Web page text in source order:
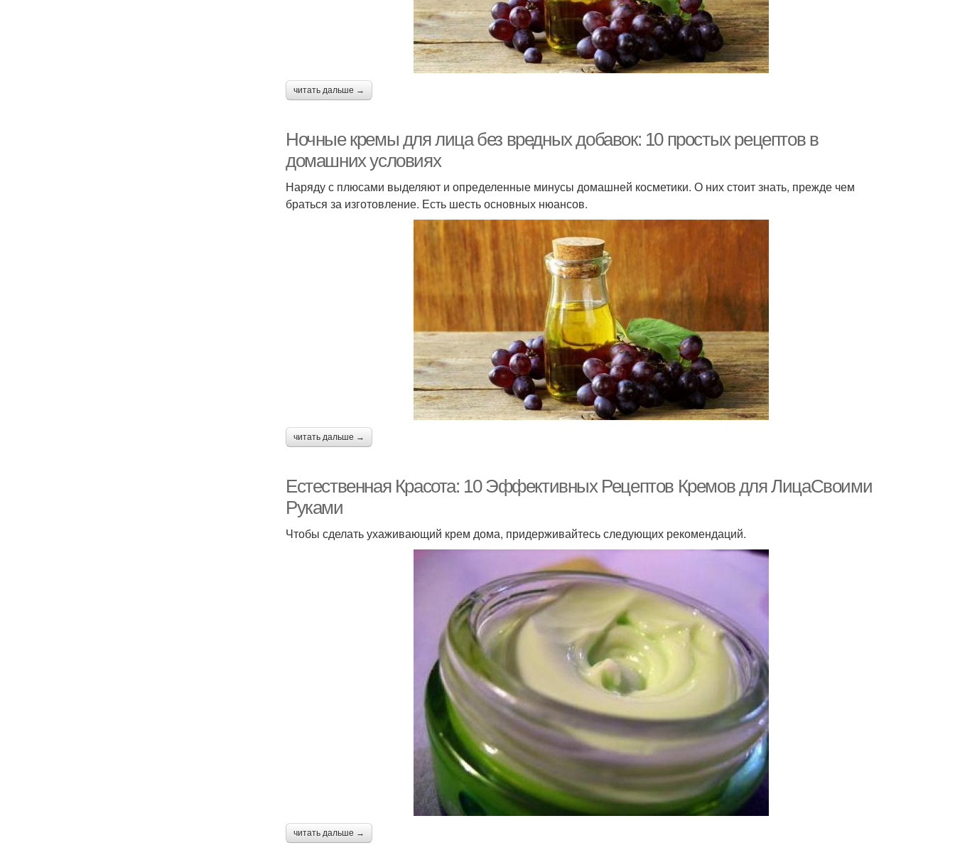
читать дальше →
Ночные кремы для лица без вредных добавок: 10 простых рецептов в
домашних условиях
Наряду с плюсами выделяют и определенные минусы домашней косметики. О них стоит знать, прежде чем
браться за изготовление. Есть шесть основных нюансов.
читать дальше →
Естественная Красота: 10 Эффективных Рецептов Кремов для ЛицаСвоими
Руками
Чтобы сделать ухаживающий крем дома, придерживайтесь следующих рекомендаций.
читать дальше →